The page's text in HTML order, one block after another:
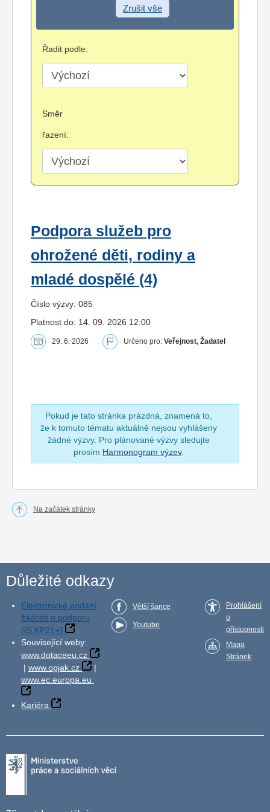
Zrušit vše
Řadit podle:
Směr
řazení:
Podpora služeb pro
ohrožené děti, rodiny a
mladé dospělé (4)
Číslo výzvy: 085
Platnost do: 14. 09. 2026 12:00
29. 6. 2026 Určeno pro: Veřejnost, Žadatel
Pokud je tato stránka prázdná, znamená to,
že k tomuto tématu aktuálně nejsou vyhlášeny
žádné výzvy. Pro plánované výzvy sledujte
prosím Harmonogram výzev.
Na začátek stránky
Důležité odkazy
Elektronické podání
žádosti o podporu
(IS KP21+)
Související weby:
www.dotaceeu.cz
| www.opjak.cz
|
www.ec.europa.eu
Kariéra
Větší šance
Youtube
Prohlášení
o
přístupnosti
Mapa
Stránek